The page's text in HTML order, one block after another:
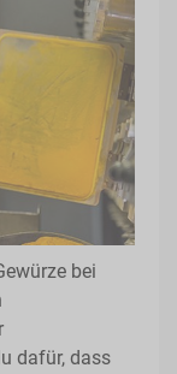
bei
dafür, dass